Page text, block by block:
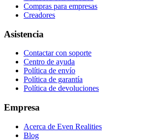
Compras para empresas
Creadores
Asistencia
Contactar con soporte
Centro de ayuda
Política de envío
Política de garantía
Política de devoluciones
Empresa
Acerca de Even Realities
Blog